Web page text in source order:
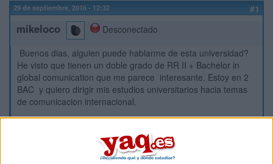
29 de septiembre, 2016 - 12:32 #1
mikeloco
Desconectado
Buenos dias, alguien puede hablarme de esta universidad?
He visto que tienen un doble grado de RR II + Bachelor in
global comunication que me parece interesante. Estoy en 2
BAC y quiero dirigir mis estudios universitarios hacia temas
de comunicacion internacional.
Gracias